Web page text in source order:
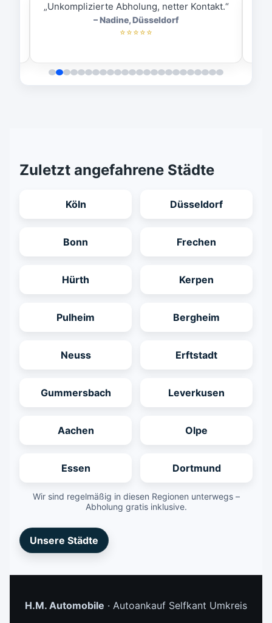
„Unkomplizierte Abholung, netter Kontakt.“
– Nadine, Düsseldorf
⭐⭐⭐⭐⭐
Zuletzt angefahrene Städte
Köln Düsseldorf
Bonn Frechen
Hürth Kerpen
Pulheim Bergheim
Neuss Erftstadt
Gummersbach Leverkusen
Aachen Olpe
Essen Dortmund
Wir sind regelmäßig in diesen Regionen unterwegs –
Abholung gratis inklusive.
Unsere Städte
H.M. Automobile · Autoankauf Selfkant Umkreis